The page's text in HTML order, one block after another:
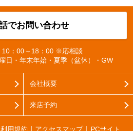
でお問い合わせ
10：00～18：00 ※応相談
日・年末年始・夏季（盆休）・GW
会社概要
来店予約
利用規約 アクセスマップ PCサイト